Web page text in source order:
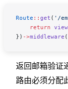
Route :: get ( '/
    return
view
}) ->middleware (
返回邮箱验证
路由必须分配